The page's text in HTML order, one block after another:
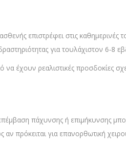
επιστρέφει στις καθημερινές
για τουλάχιστον 6-8
έχουν ρεαλιστικές προσδοκίες
πάχυνσης ή επιμήκυνσης
πρόκειται για επανορθωτική